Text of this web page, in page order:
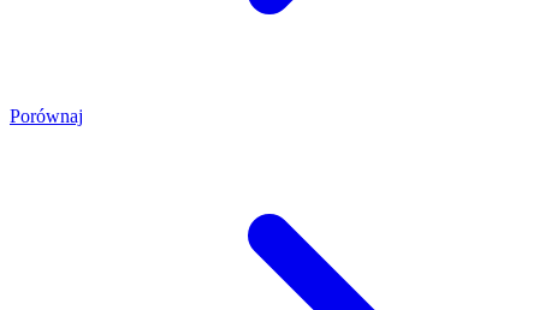
Porównaj